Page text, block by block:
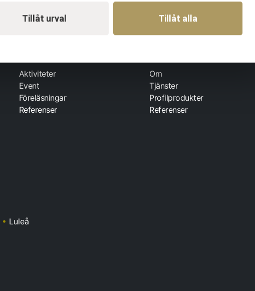
Tillåt urval Tillåt alla
Aktiviteter
Event
Föreläsningar
Referenser
Om
Tjänster
Profilprodukter
Referenser
• Luleå